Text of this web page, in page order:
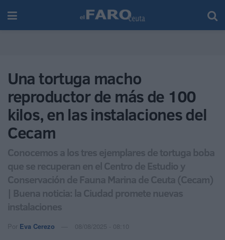
Una tortuga macho
reproductor de más de 100
kilos, en las instalaciones del
Cecam
Conocemos a los tres ejemplares de tortuga boba
que se recuperan en el Centro de Estudio y
Conservación de Fauna Marina de Ceuta (Cecam)
| Buena noticia: la Ciudad promete nuevas
instalaciones
Por Eva Cerezo 08/08/2025 - 08:10